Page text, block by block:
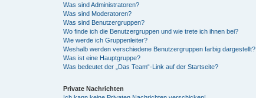
Was sind Administratoren?
Was sind Moderatoren?
Was sind Benutzergruppen?
Wo finde ich die Benutzergruppen und wie trete ich ihnen bei?
Wie werde ich Gruppenleiter?
Weshalb werden verschiedene Benutzergruppen farbig dargestellt?
Was ist eine Hauptgruppe?
Was bedeutet der „Das Team“-Link auf der Startseite?
Private Nachrichten